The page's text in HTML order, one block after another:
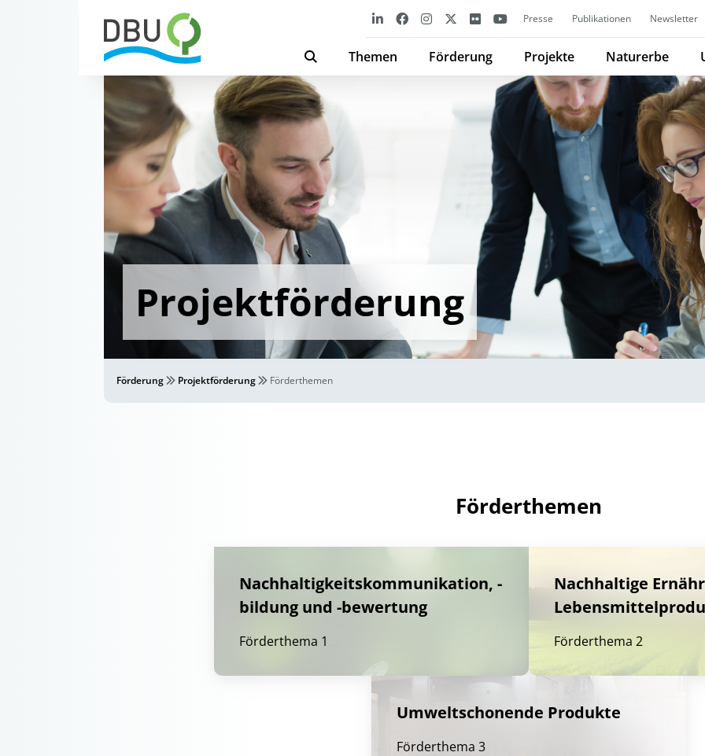
Presse Publikationen Newsletter
Themen Förderung Projekte Naturerbe
Projektförderung
Förderung Projektförderung Förderthemen
Förderthemen
Nachhaltigkeitskommunikation, -
bildung und -bewertung
Förderthema 1
Nachhaltige
Förderthema 2
Umweltschonende Produkte
Förderthema 3